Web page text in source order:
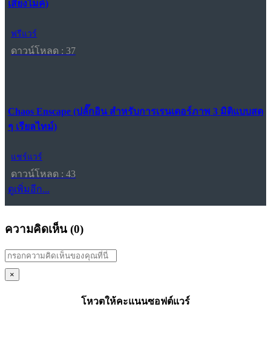
เสียงไมค์)
ฟรีแวร์
ดาวน์โหลด : 37
Chaos Enscape (ปลั๊กอิน สำหรับการเรนเดอร์ภาพ 3 มิติแบบสด
ๆ เรียลไทม์)
แชร์แวร์
ดาวน์โหลด : 43
ดูเพิ่มอีก...
ความคิดเห็น (0)
×
โหวตให้คะแนนซอฟต์แวร์